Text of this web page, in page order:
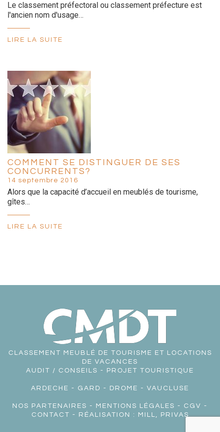
Le classement préfectoral ou classement préfecture est
l'ancien nom d'usage…
LIRE LA SUITE
COMMENT SE DISTINGUER DE SES
CONCURRENTS?
14 septembre 2016
Alors que la capacité d’accueil en meublés de tourisme,
gîtes…
LIRE LA SUITE
CLASSEMENT MEUBLÉ DE TOURISME ET LOCATIONS
DE VACANCES
AUDIT / CONSEILS - PROJET TOURISTIQUE
ARDECHE - GARD - DROME - VAUCLUSE
NOS PARTENAIRES - MENTIONS LÉGALES - CGV -
CONTACT - RÉALISATION : MILL, PRIVAS